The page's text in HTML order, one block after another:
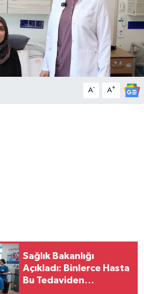
A- A+
Sağlık Bakanlığı
Açıkladı: Binlerce Hasta
Bu Tedaviden